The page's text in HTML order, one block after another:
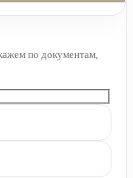
по документам,